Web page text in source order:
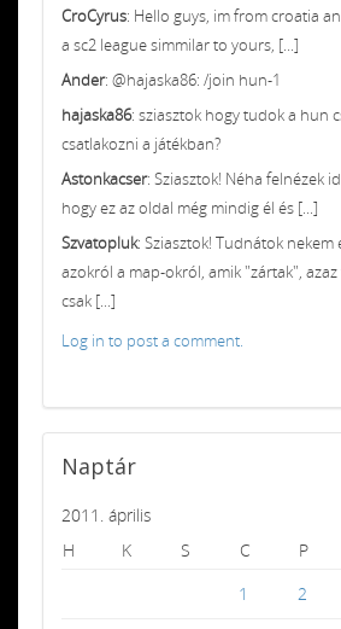
CroCyrus: Hello guys, im from croatia
a sc2 league simmilar to yours, [...]
Ander: @hajaska86: /join hun-1
hajaska86: sziasztok hogy tudok a hun
csatlakozni a játékban?
Astonkacser: Sziasztok! Néha felnézek
hogy ez az oldal még mindig él és [...]
Szvatopluk: Sziasztok! Tudnátok nekem
azokról a map-okról, amik "zártak",
csak [...]
Log in to post a comment.
Naptár
2011. április
H
K S C P
1
2